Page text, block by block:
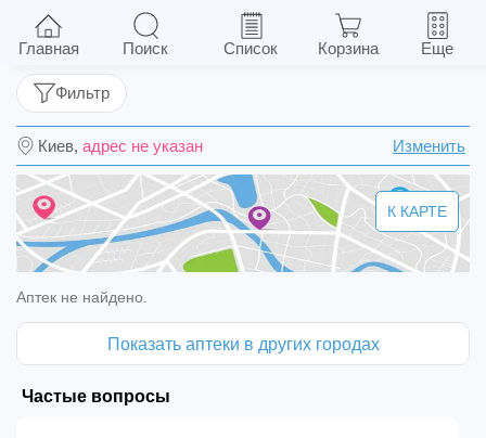
Мезатон капли глаз. 25 мг/мл фл. 5 мл
Киев, адрес не указан Изменить
Фильтр
К КАРТЕ
Аптек не найдено.
Показать аптеки в других городах
Частые вопросы
Главная Поиск Список Корзина Еще